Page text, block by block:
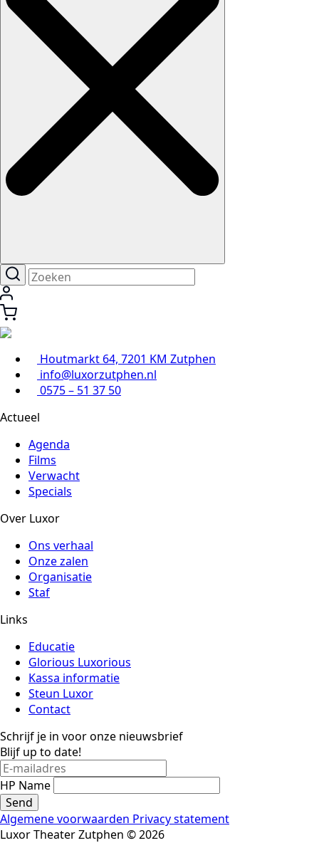
Houtmarkt 64, 7201 KM Zutphen
info@luxorzutphen.nl
0575 – 51 37 50
Actueel
Agenda
Films
Verwacht
Specials
Over Luxor
Ons verhaal
Onze zalen
Organisatie
Staf
Links
Educatie
Glorious Luxorious
Kassa informatie
Steun Luxor
Contact
Schrijf je in voor onze nieuwsbrief
Blijf up to date!
HP Name
Send
Algemene voorwaarden Privacy statement
Luxor Theater Zutphen © 2026